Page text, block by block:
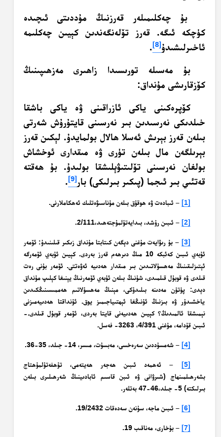
بۇ چەكلىمىلەر قەرزنىڭ مۇددىتى ئىچىدە
كۈچكە ئىگە. قەرز تۆلەنگەندىن كېيىن چەكلىمە
ئاخىرلىشىدۇ[8]
.
بۇ مەسىلە تورىسىدا زاھىرى مەزھىپىنىڭ
كۆزقارىشى مۇنداق:
كۆپرەكىنى ياكى ئازراقىنى ۋە ياكى باشقا
خىلدىكى نەرسىدىن بىر نەرسىنى قايتۇرۇش شەرتى
بىلەن قەرز بېرىش ئەسلا ھالال بولمايدۇ. لېكىن قەرز
بېرىلگەن مال بىلەن تۈرى ۋە مىقدارى ئوخشاش
بولغان نەرسىنى تۆلىتىۋېلىشقا بولىدۇ. بۇ ھەقتە
قەتئىي بىر ئىجما (پىكىر بىرلىكى) بار[9]
.
[1] – ئىبادەت ۋە ھوقۇق بىلەن مۇناسىۋەتلىك ئەھكاملارنى.
[2] – ئىبىن رۇشد، بىدايەتۇلمۇجتەھىد،2/111.
[3]
– بۇ رىۋايەت مۇغنى دېگەن كىتابتا مۇنداق زىكىر قىلىنىدۇ: ئۆمەر
ئۇبەي ئىبىن كەئبكە 10 مىڭ دىرھەم قەرز بەردى. كېيىن ئۇبەي ئۆمەرگە
ئېتىزلىقىنىڭ مەھسۇلاتىدىن بىر مىقدار ھەدىيە ئەۋەتتى. ئۆمەر بۇنى رەت
قىلدى ۋە قوبۇل قىلمىدى، شۇنىڭ بىلەن ئۇبەي ئۆمەرنىڭ يېنىغا كېلىپ مۇنداق
دېدى: پۈتۈن مەدىنە بىلىدۇكى، مېنىڭ مەھسۇلاتىم ھەممىسىنىڭكىدىن
ياخشىدۇر ۋە بىزنىڭ ئۇنىڭغا ئېھتىياجىمىز يوق. ئۇنداقتا ھەدىيەمىزنى
نېمىشقا ئالمىدىڭ؟ كېيىن ھەدىيەنى قايتا بەردى، ئۆمەر قوبۇل قىلدى.-
ئىبىن قۇدامە، مۇغنى 4/391، 3263- فەسل.
[4] – شەمسۇددىن سەرەخسى، مەبسۇت، مىسر، 14- جىلد، 35-36.
[5]
– ئەھمەد ئىبىن ھەجەر ھەيتەمى، تۇھفەتۇلمۇھتاج
بشەرھىلمىنھاج (شىرۋانى ۋە ئىبن قاسىم ئابادىينىڭ شەرھىلىرى بىلەن
بىرلىكتە) 5- جىلد،46-47 بەتلەر.
[6] – ئىبىن ماجە، سۇنەن سەدەقات 19/2432.
[7] – بۇخارى، مەناقىب 19.